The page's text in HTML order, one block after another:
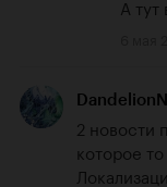
А тут
DandelionN
2 новости
которое